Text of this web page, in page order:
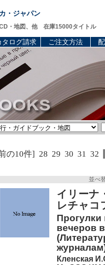
・ジャパン
・地図、他 在庫15000タイトル
タログ請求 ご注文方法
の10件] 28 29 30 31 32
並べ
イリーナ
レチャコ
вечеров
Кленская